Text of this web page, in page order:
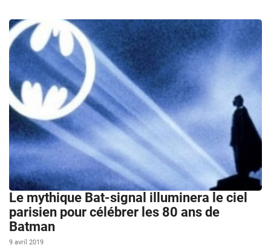
Le mythique Bat-signal illuminera le ciel
parisien pour célébrer les 80 ans de
Batman
9 avril 2019